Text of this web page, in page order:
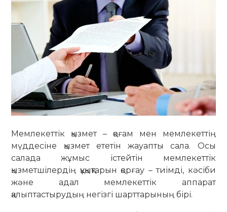
Мемлекеттік қызмет – қоғам мен мемлекеттің
мүддесіне қызмет ететін жауапты сала. Осы
салада жұмыс істейтін мемлекеттік
қызметшілердің құқықтарын қорғау – тиімді, кәсіби
және адал мемлекеттік аппарат
қалыптастырудың негізгі шарттарының бірі.